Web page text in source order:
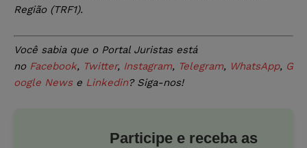
Região (TRF1).
Você sabia que o Portal Juristas está
no Facebook, Twitter, Instagram, Telegram, WhatsApp, G
oogle Newse Linkedin? Siga-nos!
Participe e receba as